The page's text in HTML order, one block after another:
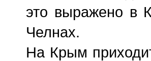
это выражено в
Челнах.
На Крым